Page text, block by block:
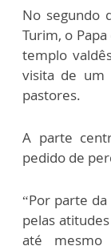
No segundo
Turim, o
templo
visita de um
pastores.
A parte
pedido de
“Por parte
pelas
até mesmo